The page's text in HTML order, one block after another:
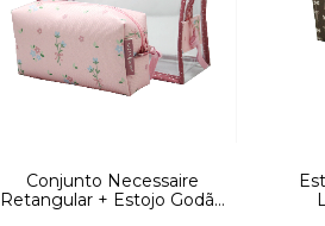
Conjunto Necessaire
Retangular + Estojo Godão